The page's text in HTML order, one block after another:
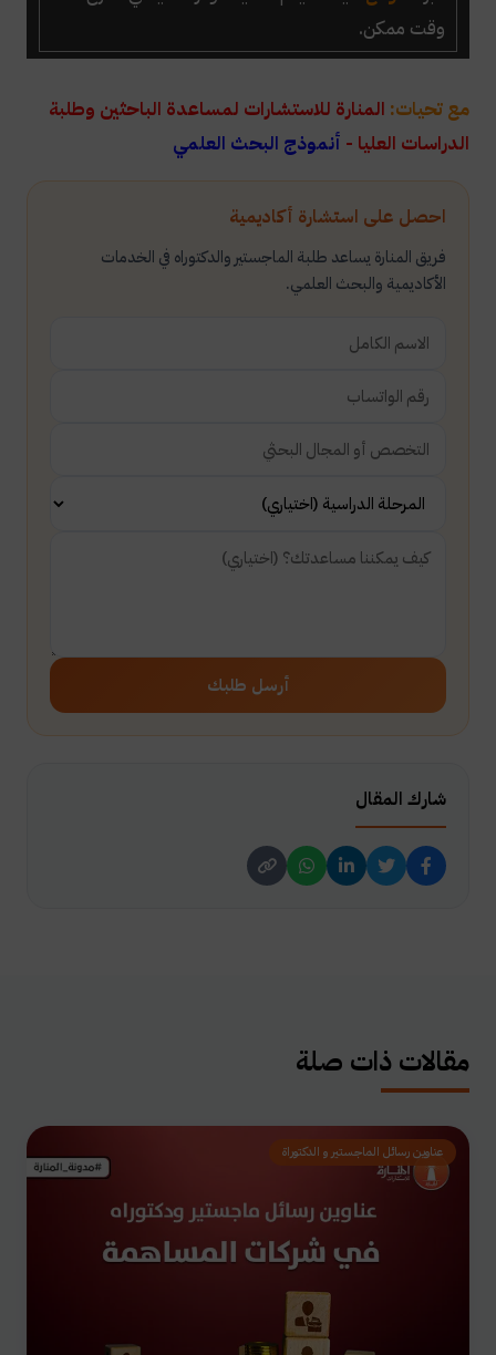
احصل على استشارة أكاديمية
فريق المنارة يساعد طلبة الماجستير والدكتوراه في الخدمات
الأكاديمية والبحث العلمي.
أرسل طلبك
شارك المقال
وقت ممكن.
مع تحيات: المنارة للاستشارات لمساعدة الباحثين وطلبة
الدراسات العليا - أنموذج البحث العلمي
مقالات ذات صلة
عناوين رسائل الماجستير و الدكتوراة